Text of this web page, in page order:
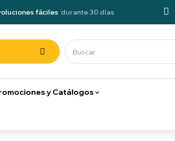
fáciles durante 30 días
y Catálogos